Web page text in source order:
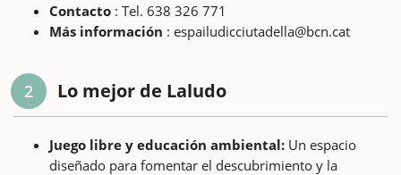
Contacto : Tel. 638 326 771
Más información : espailudicciutadella@bcn.cat
2 Lo mejor de Laludo
Juego libre y educación ambiental: Un espacio
diseñado para fomentar el descubrimiento y la